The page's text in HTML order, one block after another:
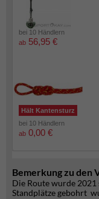
bei 10 Händlern
ab 56,95 €
Hält Kantensturz
bei 10 Händlern
ab 0,00 €
Bemerkung zu den
Die Route wurde
Standplätze gebohrt